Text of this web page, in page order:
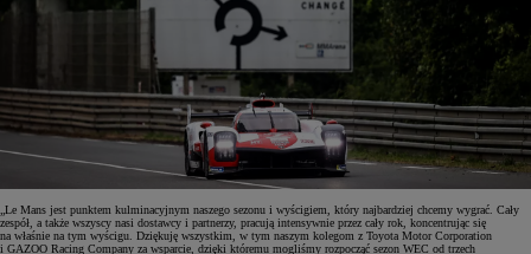
„Le Mans jest punktem kulminacyjnym naszego sezonu i wyścigiem, który najbardziej chcemy wygrać. Cały
zespół, a także wszyscy nasi dostawcy i partnerzy, pracują intensywnie przez cały rok, koncentrując się
na właśnie na tym wyścigu. Dziękuję wszystkim, w tym naszym kolegom z Toyota Motor Corporation
i GAZOO Racing Company za wsparcie, dzięki któremu mogliśmy rozpocząć sezon WEC od trzech